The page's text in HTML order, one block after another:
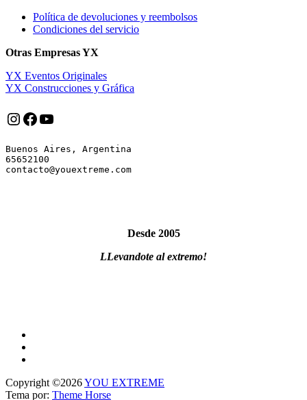
Política de devoluciones y reembolsos
Condiciones del servicio
Otras Empresas YX
YX Eventos Originales
YX Construcciones y Gráfica
Instagram
Facebook
YouTube
Buenos Aires, Argentina
65652100
Desde 2005
LLevandote al extremo!
Copyright ©2026YOU EXTREME
Tema por: Theme Horse